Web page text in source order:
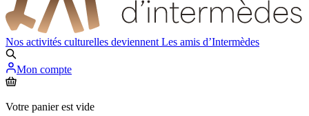
Nos activités culturelles deviennent Les amis d’Intermèdes
Mon compte
Votre panier est vide